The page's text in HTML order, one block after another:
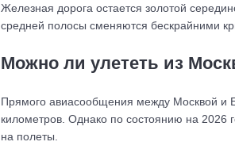
Железная дорога остается золотой
средней полосы сменяются бескрайними
Можно ли улететь из
Прямого авиасообщения между Москвой и
километров. Однако по состоянию на 2026
на полеты.